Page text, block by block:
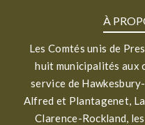
À
Les Comtés unis de
huit municipalités aux
service de
Alfred et Plantagenet,
Clarence-Rockland,